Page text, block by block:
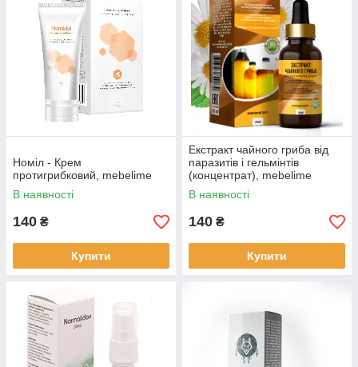
Номіл - Крем
протигрибковий, mebelime
В наявності
140 ₴
Купити
Екстракт чайного гриба від
паразитів і гельмінтів
(концентрат), mebelime
В наявності
140 ₴
Купити